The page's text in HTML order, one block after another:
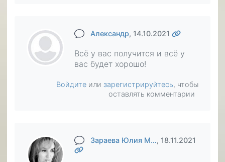
Александр, 14.10.2021
Всё у вас получится и всё у
вас будет хорошо!
Войдите или зарегистрируйтесь, чтобы
оставлять комментарии
Зараева Юлия М…, 18.11.2021